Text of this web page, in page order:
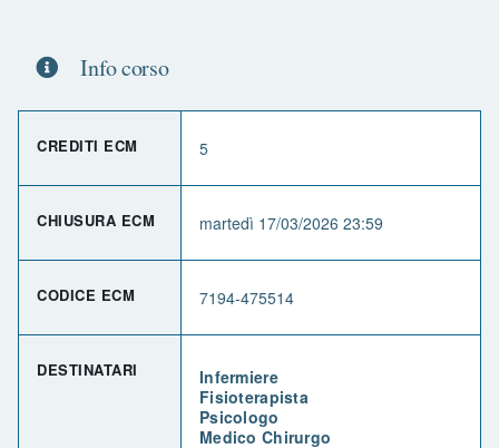
Info corso
CREDITI ECM 5
CHIUSURA ECM martedì 17/03/2026 23:59
CODICE ECM 7194-475514
DESTINATARI
Infermiere
Fisioterapista
Psicologo
Medico Chirurgo